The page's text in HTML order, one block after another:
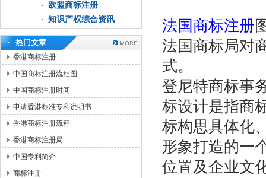
欧盟商标注册
知识产权综合资讯
热门文章
香港商标注册
中国商标注册流程图
中国商标注册时间
申请香港标准专利说明书
香港商标注册流程
香港商标注册局
中国专利简介
商标注册
法国商标注册
法国商标局对
式。
登尼特商标事
标设计是指商
标构思具体化
形象打造的一
位置及企业文